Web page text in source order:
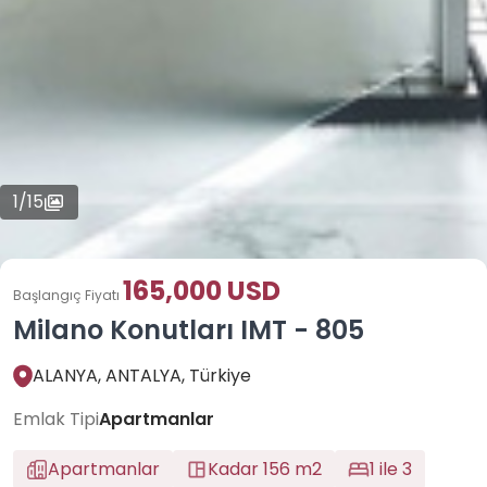
1/15
Milano Konutları IMT - 805
Başlangıç Fiyatı 165,000 USD
ALANYA, ANTALYA, Türkiye
Emlak TipiApartmanlar
Apartmanlar
Kadar 156 m2 1 ile 3